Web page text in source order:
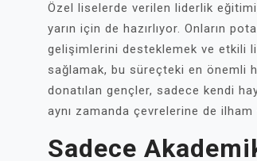
Özel liselerde verilen liderlik
yarın için de hazırlıyor. Onların
gelişimlerini desteklemek ve etkili
sağlamak, bu süreçteki en önemli
donatılan gençler, sadece kendi
aynı zamanda çevrelerine de ilham
Sadece